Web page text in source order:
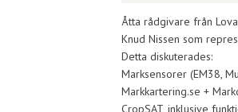
Åtta rådgivare från
Knud Nissen som
Detta diskuterades:
Marksensorer (EM38,
Markkartering.se +
CropSAT, inklusive